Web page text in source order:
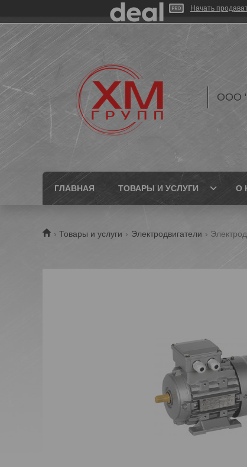
Начать
ООО
ГЛАВНАЯ ТОВАРЫ И УСЛУГИ О
Товары и услуги Электродвигатели